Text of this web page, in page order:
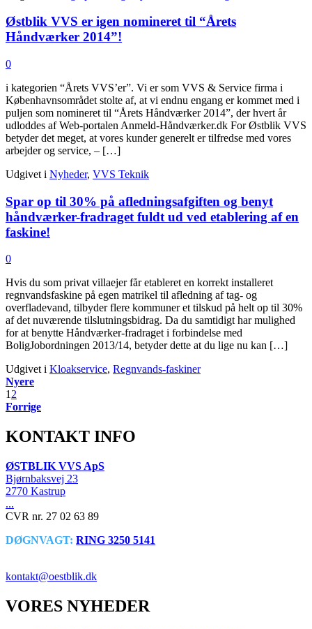
Østblik VVS er igen nomineret til “Årets
Håndværker 2014”!
0
i kategorien “Årets VVS’er”. Vi er som VVS & Service firma i
Københavnsområdet stolte af, at vi endnu engang er kommet med i
puljen som nomineret til “Årets Håndværker 2014”, der hvert år
udloddes af Web-portalen Anmeld-Håndværker.dk For Østblik VVS
betyder det meget, at vores kunder generelt er tilfredse med vores
arbejder og service, – […]
Udgivet i Nyheder, VVS Teknik
Spar op til 30% på afledningsafgiften og benyt
håndværker-fradraget fuldt ud ved etablering af en
faskine!
0
Hvis du som privat villaejer får etableret en korrekt installeret
regnvandsfaskine på egen matrikel til afledning af tag- og
overfladevand, tilbyder flere kommuner et tilskud på helt op til 30%
af det nuværende tilslutningsbidrag. Da du samtidigt har mulighed
for at benytte Håndværker-fradraget i forbindelse med
BoligJobordningen 2013/14, betyder dette at du lige nu kan […]
Udgivet i Kloakservice, Regnvands-faskiner
Nyere
12
Forrige
KONTAKT INFO
ØSTBLIK VVS ApS
Bjørnbaksvej 23
2770 Kastrup
...
CVR nr. 27 02 63 89
DØGNVAGT: RING 3250 5141
kontakt@oestblik.dk
VORES NYHEDER